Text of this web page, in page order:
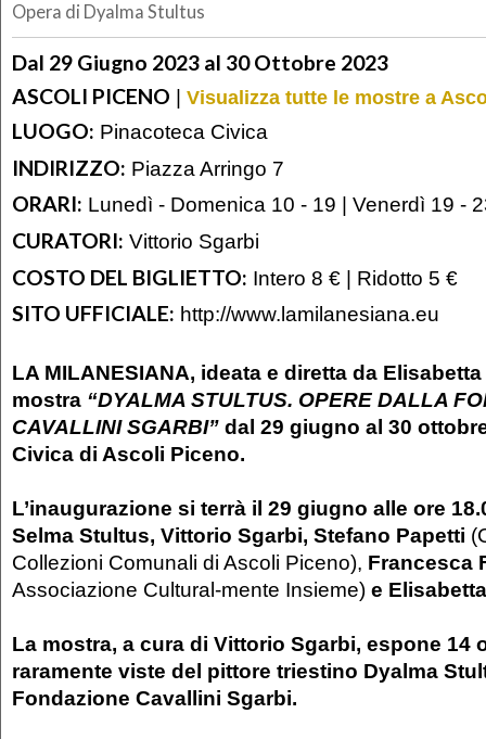
Opera di Dyalma Stultus
Dal 29 Giugno 2023 al 30 Ottobre 2023
ASCOLI PICENO | Visualizza tutte le mostre a
LUOGO: Pinacoteca Civica
INDIRIZZO: Piazza Arringo 7
ORARI: Lunedì - Domenica 10 - 19 | Venerdì 19 -
CURATORI: Vittorio Sgarbi
COSTO DEL BIGLIETTO: Intero 8 € | Ridotto 5 €
SITO UFFICIALE: http://www.lamilanesiana.eu
LA MILANESIANA, ideata e diretta da
mostra “DYALMA STULTUS. OPERE DALLA
CAVALLINI SGARBI” dal 29 giugno al 30
Civica di Ascoli Piceno.
L’inaugurazione si terrà il 29 giugno alle ore
Selma Stultus, Vittorio Sgarbi, Stefano Papetti
Collezioni Comunali di Ascoli Piceno), Francesca
Associazione Cultural-mente Insieme) e
La mostra, a cura di Vittorio Sgarbi, espone 14
raramente viste del pittore triestino Dyalma
Fondazione Cavallini Sgarbi.